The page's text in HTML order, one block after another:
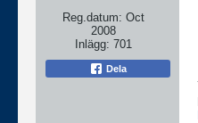
Reg.datum: Oct
2008
Inlägg: 701
Dela